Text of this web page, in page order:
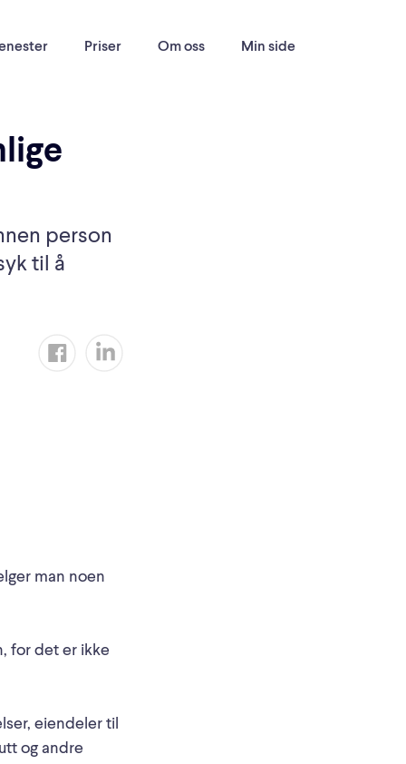
Priser Om oss Min side
person
til å
man noen
for det er ikke
eiendeler til
og andre